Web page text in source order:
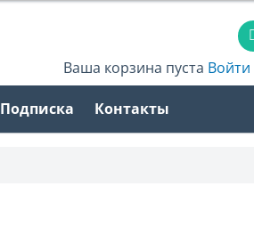
Ваша корзина пуста Войти
Подписка Контакты